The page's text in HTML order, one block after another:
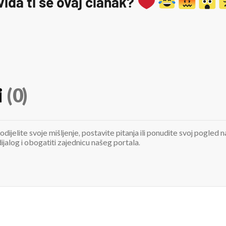
(0)
svoje mišljenje, postavite pitanja ili ponudite svoj pogled
i obogatiti zajednicu našeg portala.